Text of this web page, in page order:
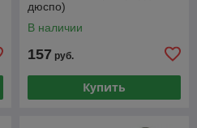
дюспо)
В наличии
157 руб.
Купить